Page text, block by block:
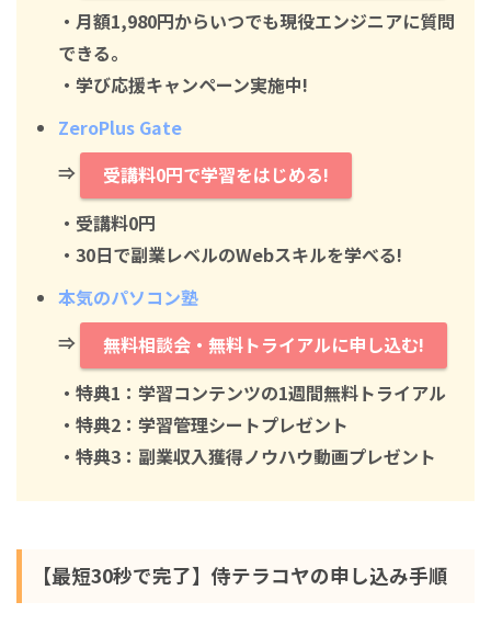
・月額1,980円からいつでも現役エンジニアに質問
できる。
・学び応援キャンペーン実施中!
ZeroPlus Gate
⇒
受講料0円で学習をはじめる!
・ 受講料0円
・30日で副業レベルのWebスキルを学べる!
本気のパソコン塾
⇒
無料相談会・無料トライアルに申し込む!
・特典1：学習コンテンツの1週間無料トライアル
・特典2：学習管理シートプレゼント
・特典3：副業収入獲得ノウハウ動画プレゼント
【最短30秒で完了】侍テラコヤの申し込み手順